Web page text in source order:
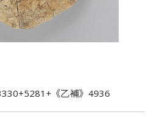
《乙補》4936